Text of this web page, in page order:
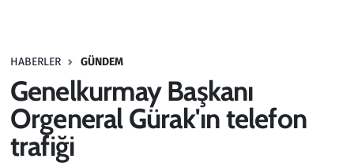
HABERLER GÜNDEM
Genelkurmay Başkanı
Orgeneral Gürak'ın telefon
trafiği
Haber
Kültür Sanat
Kurumsal Haberler